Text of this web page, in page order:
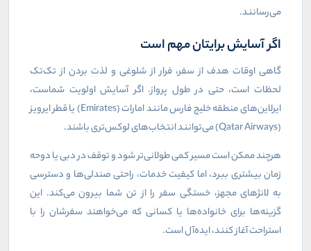
می‌رسانند.
اگر آسایش برایتان مهم است
گاهی اوقات هدف از سفر، فرار از شلوغی و لذت بردن از تک‌تک
لحظات است، حتی در طول پرواز. اگر آسایش اولویت شماست،
ایرلاین‌های منطقه خلیج فارس مانند امارات (Emirates) یا قطر ایرویز
(
Qatar Airways) می‌توانند انتخاب‌های لوکس‌تری باشند.
هرچند ممکن است مسیر کمی طولانی‌تر شود و توقف در دبی یا دوحه
زمان بیشتری ببرد، اما کیفیت خدمات، راحتی صندلی‌ها و دسترسی
به لانژهای مجهز، خستگی سفر را از تن شما بیرون می‌کند. این
گزینه‌ها برای خانواده‌ها یا کسانی که می‌خواهند سفرشان را با
استراحت آغاز کنند، ایده‌آل است.